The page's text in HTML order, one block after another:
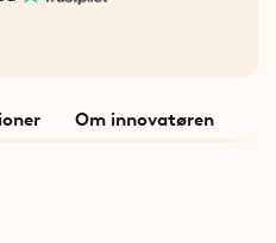
Om innovatøren